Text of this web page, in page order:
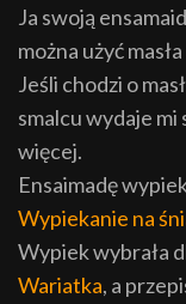
Ja swoją
można użyć
Jeśli chodzi o
smalcu wydaje mi
więcej.
Ensaimadę
Wypiekanie na
Wypiek wybrała
Wariatka, a